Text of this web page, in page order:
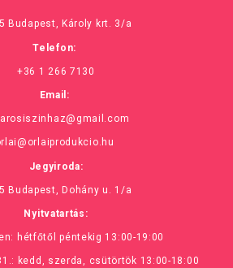
Budapest, Károly krt. 3/a
Telefon:
+36 1 266 7130
Email:
Jegyiroda:
Budapest, Dohány u. 1/a
Nyitvatartás:
hétfőtől péntekig 13:00-19:00
kedd, szerda, csütörtök 13:00-18:00